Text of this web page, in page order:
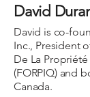
David
David is co-
Inc., President
De La
(FORPIQ) and
Canada.